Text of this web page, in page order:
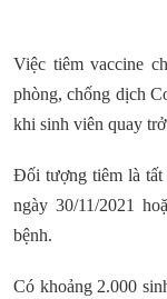
Việc tiêm vaccine
phòng, chống dịch
khi sinh viên quay
Đối tượng tiêm là tất
ngày 30/11/2021
bệnh.
Có khoảng 2.000